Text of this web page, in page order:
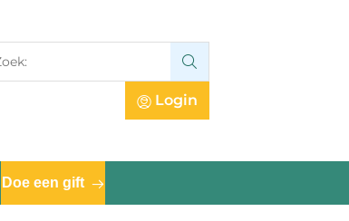
Zoek:
Login
Doe een gift